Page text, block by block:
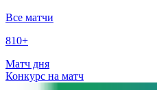
Все матчи
810+
Матч дня
Конкурс на матч